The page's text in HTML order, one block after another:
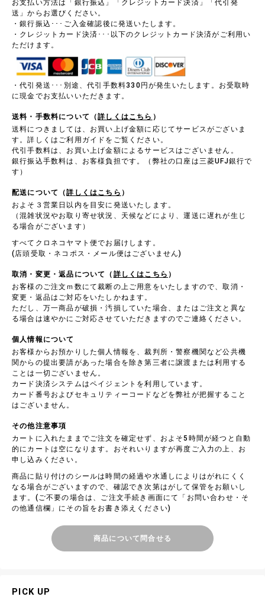
お支払い方法は「銀行振込」「クレジットカード決済」「代引発
送」からお選びください。
・銀行振込･･･ご入金確認後に発送いたします。
・クレジットカード決済･･･以下のクレジットカード決済がご利用い
ただけます。
・代引発送･･･別途、代引手数料330円が発生いたします。お受取時
に現金でお支払いいただきます。
送料・手数料について（詳しくはこちら ）
送料につきましては、お買い上げ金額に応じてサービスがございま
す。詳しくはご利用ガイドをご覧ください。
代引手数料は、お買い上げ金額によるサービスはございません。
銀行振込手数料は、お客様負担です。（弊社の口座は三菱UFJ銀行で
す）
配送について（詳しくはこちら ）
およそ３営業日以内を目安に発送いたします。
（混雑状況やお取り寄せ状況、天候などにより、運送に遅れが生じ
る場合がございます）
すべてクロネコヤマト便でお届けします。
(店頭受取・ネコポス・メール便はございません)
取消・変更・返品について（ 詳しくはこちら ）
お客様のご注文ｍ数にて裁断の上ご用意をいたしますので、取消・
変更・返品はご対応をいたしかねます。
ただし、万一商品が破損・汚損していた場合、またはご注文と異な
る場合は速やかにご対応させていただきますのでご連絡ください。
個人情報について
お客様からお預かりした個人情報を、裁判所・警察機関など公共機
関からの提出要請があった場合を除き第三者に譲渡または利用する
ことは一切ございません。
カード決済システムはペイジェントを利用しています。
カード番号およびセキュリティーコードなどを弊社が把握すること
はございません。
その他注意事項
カートに入れたままでご注文を確定せず、およそ5時間が経つと自動
的にカートは空になります。おそれいりますが再度ご入力の上、お
申し込みください。
商品に貼り付けのシールは時間の経過や水通しによりはがれにくく
なる場合がございますので、確認でき次第はがして保管をお願いし
ます。(ご不要の場合は、ご注文手続き画面にて「お問い合わせ・そ
の他通信欄」にその旨をお書き添えください)
商品について問合せる
PICK UP